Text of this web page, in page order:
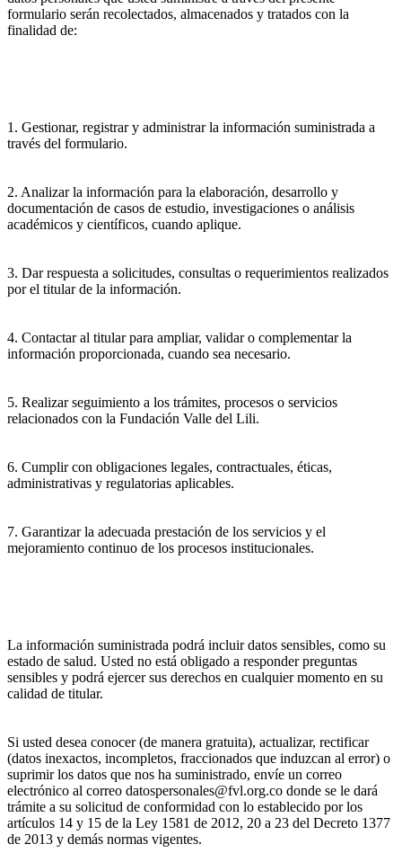
formulario serán recolectados, almacenados y tratados con la
finalidad de:
1. Gestionar, registrar y administrar la información suministrada a
través del formulario.
2. Analizar la información para la elaboración, desarrollo y
documentación de casos de estudio, investigaciones o análisis
académicos y científicos, cuando aplique.
3. Dar respuesta a solicitudes, consultas o requerimientos realizados
por el titular de la información.
4. Contactar al titular para ampliar, validar o complementar la
información proporcionada, cuando sea necesario.
5. Realizar seguimiento a los trámites, procesos o servicios
relacionados con la Fundación Valle del Lili.
6. Cumplir con obligaciones legales, contractuales, éticas,
administrativas y regulatorias aplicables.
7. Garantizar la adecuada prestación de los servicios y el
mejoramiento continuo de los procesos institucionales.
La información suministrada podrá incluir datos sensibles, como su
estado de salud. Usted no está obligado a responder preguntas
sensibles y podrá ejercer sus derechos en cualquier momento en su
calidad de titular.
Si usted desea conocer (de manera gratuita), actualizar, rectificar
(datos inexactos, incompletos, fraccionados que induzcan al error) o
suprimir los datos que nos ha suministrado, envíe un correo
electrónico al correo datospersonales@fvl.org.co donde se le dará
trámite a su solicitud de conformidad con lo establecido por los
artículos 14 y 15 de la Ley 1581 de 2012, 20 a 23 del Decreto 1377
de 2013 y demás normas vigentes.